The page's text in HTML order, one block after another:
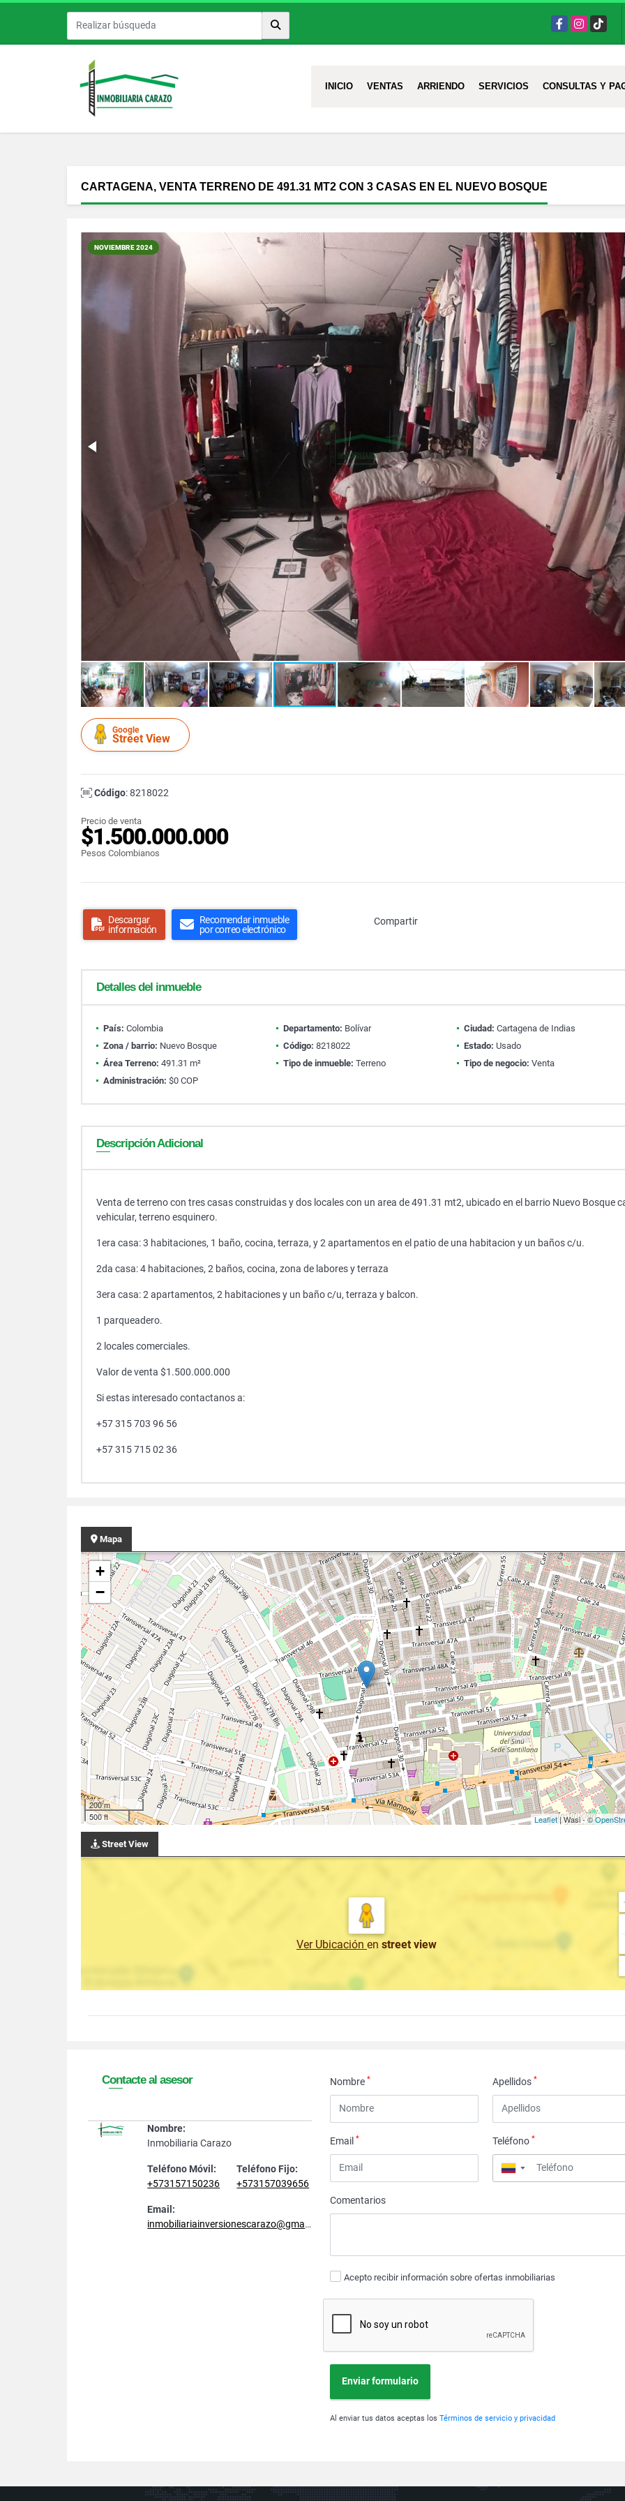
FacebookInstagram
TikTok
INICIO VENTAS ARRIENDO SERVICIOS CONSULTAS Y
CARTAGENA, VENTA TERRENO DE 491.31 MT2 CON 3 CASAS EN EL NUEVO BOSQUE
NOVIEMBRE 2024
Google
Street View
Código: 8218022
Precio de venta
$1.500.000.000
Pesos Colombianos
Descargar
información
Recomendar inmueble
por correo electrónico
Compartir
Detalles del inmueble
País: Colombia Departamento: Bolívar Ciudad: Cartagena de Indias
Zona / barrio: Nuevo Bosque Código: 8218022 Estado: Usado
Área Terreno: 491.31 m² Tipo de inmueble: Terreno Tipo de negocio: Venta
Administración: $0 COP
Descripción Adicional
Venta de terreno con tres casas construidas y dos locales con un area de 491.31 mt2, ubicado en el barrio Nuevo Bosque
vehicular, terreno esquinero.
1era casa: 3 habitaciones, 1 baño, cocina, terraza, y 2 apartamentos en el patio de una habitacion y un baños c/u.
2da casa: 4 habitaciones, 2 baños, cocina, zona de labores y terraza
3era casa: 2 apartamentos, 2 habitaciones y un baño c/u, terraza y balcon.
1 parqueadero.
2 locales comerciales.
Valor de venta $1.500.000.000
Si estas interesado contactanos a:
+57 315 703 96 56
+57 315 715 02 36
Mapa
+
−
200 m
500 ft
Leaflet| Wasi - ©
Street View
Ver Ubicación en street view
Contacte al asesor
Nombre:
Inmobiliaria Carazo
Teléfono Móvil:
+573157150236
Teléfono Fijo:
+573157039656
Email:
inmobiliariainversionescarazo@gmail.com
Nombre* Apellidos*
Email* Teléfono*
▼
Comentarios
Acepto recibir información sobre ofertas inmobiliarias
Enviar formulario
Al enviar tus datos aceptas losTérminos de servicio y privacidad